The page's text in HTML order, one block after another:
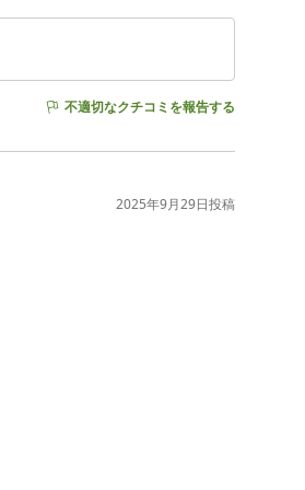
不適切なクチコミを報告する
2025年9月29日投稿